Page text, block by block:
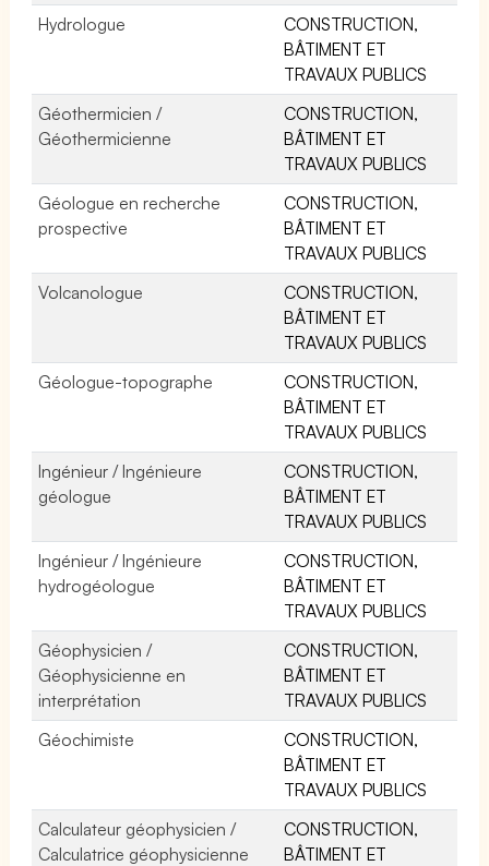
Hydrologue
CONSTRUCTION,
BÂTIMENT ET
TRAVAUX PUBLICS
Géothermicien /
Géothermicienne
CONSTRUCTION,
BÂTIMENT ET
TRAVAUX PUBLICS
Géologue en recherche
prospective
CONSTRUCTION,
BÂTIMENT ET
TRAVAUX PUBLICS
Volcanologue
CONSTRUCTION,
BÂTIMENT ET
TRAVAUX PUBLICS
Géologue-topographe
CONSTRUCTION,
BÂTIMENT ET
TRAVAUX PUBLICS
Ingénieur / Ingénieure
géologue
CONSTRUCTION,
BÂTIMENT ET
TRAVAUX PUBLICS
Ingénieur / Ingénieure
hydrogéologue
CONSTRUCTION,
BÂTIMENT ET
TRAVAUX PUBLICS
Géophysicien /
Géophysicienne en
interprétation
CONSTRUCTION,
BÂTIMENT ET
TRAVAUX PUBLICS
Géochimiste
CONSTRUCTION,
BÂTIMENT ET
TRAVAUX PUBLICS
Calculateur géophysicien /
Calculatrice géophysicienne
CONSTRUCTION,
BÂTIMENT ET